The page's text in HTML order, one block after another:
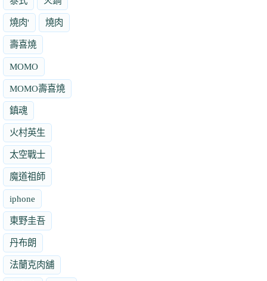
燒肉' 燒肉
壽喜燒
MOMO
MOMO壽喜燒
鎮魂
火村英生
太空戰士
魔道祖師
iphone
東野圭吾
丹布朗
法蘭克肉舖